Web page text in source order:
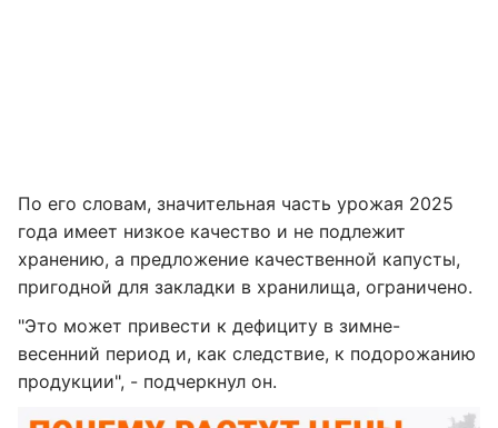
По его словам, значительная часть урожая 2025
года имеет низкое качество и не подлежит
хранению, а предложение качественной капусты,
пригодной для закладки в хранилища, ограничено.
"Это может привести к дефициту в зимне-
весенний период и, как следствие, к подорожанию
продукции", - подчеркнул он.